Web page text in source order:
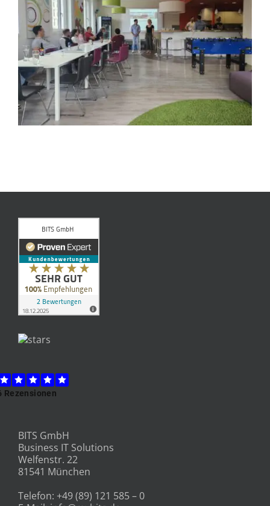
BITS GmbH
Business IT Solutions
Welfenstr. 22
81541 München
Telefon: +49 (89) 121 585 – 0